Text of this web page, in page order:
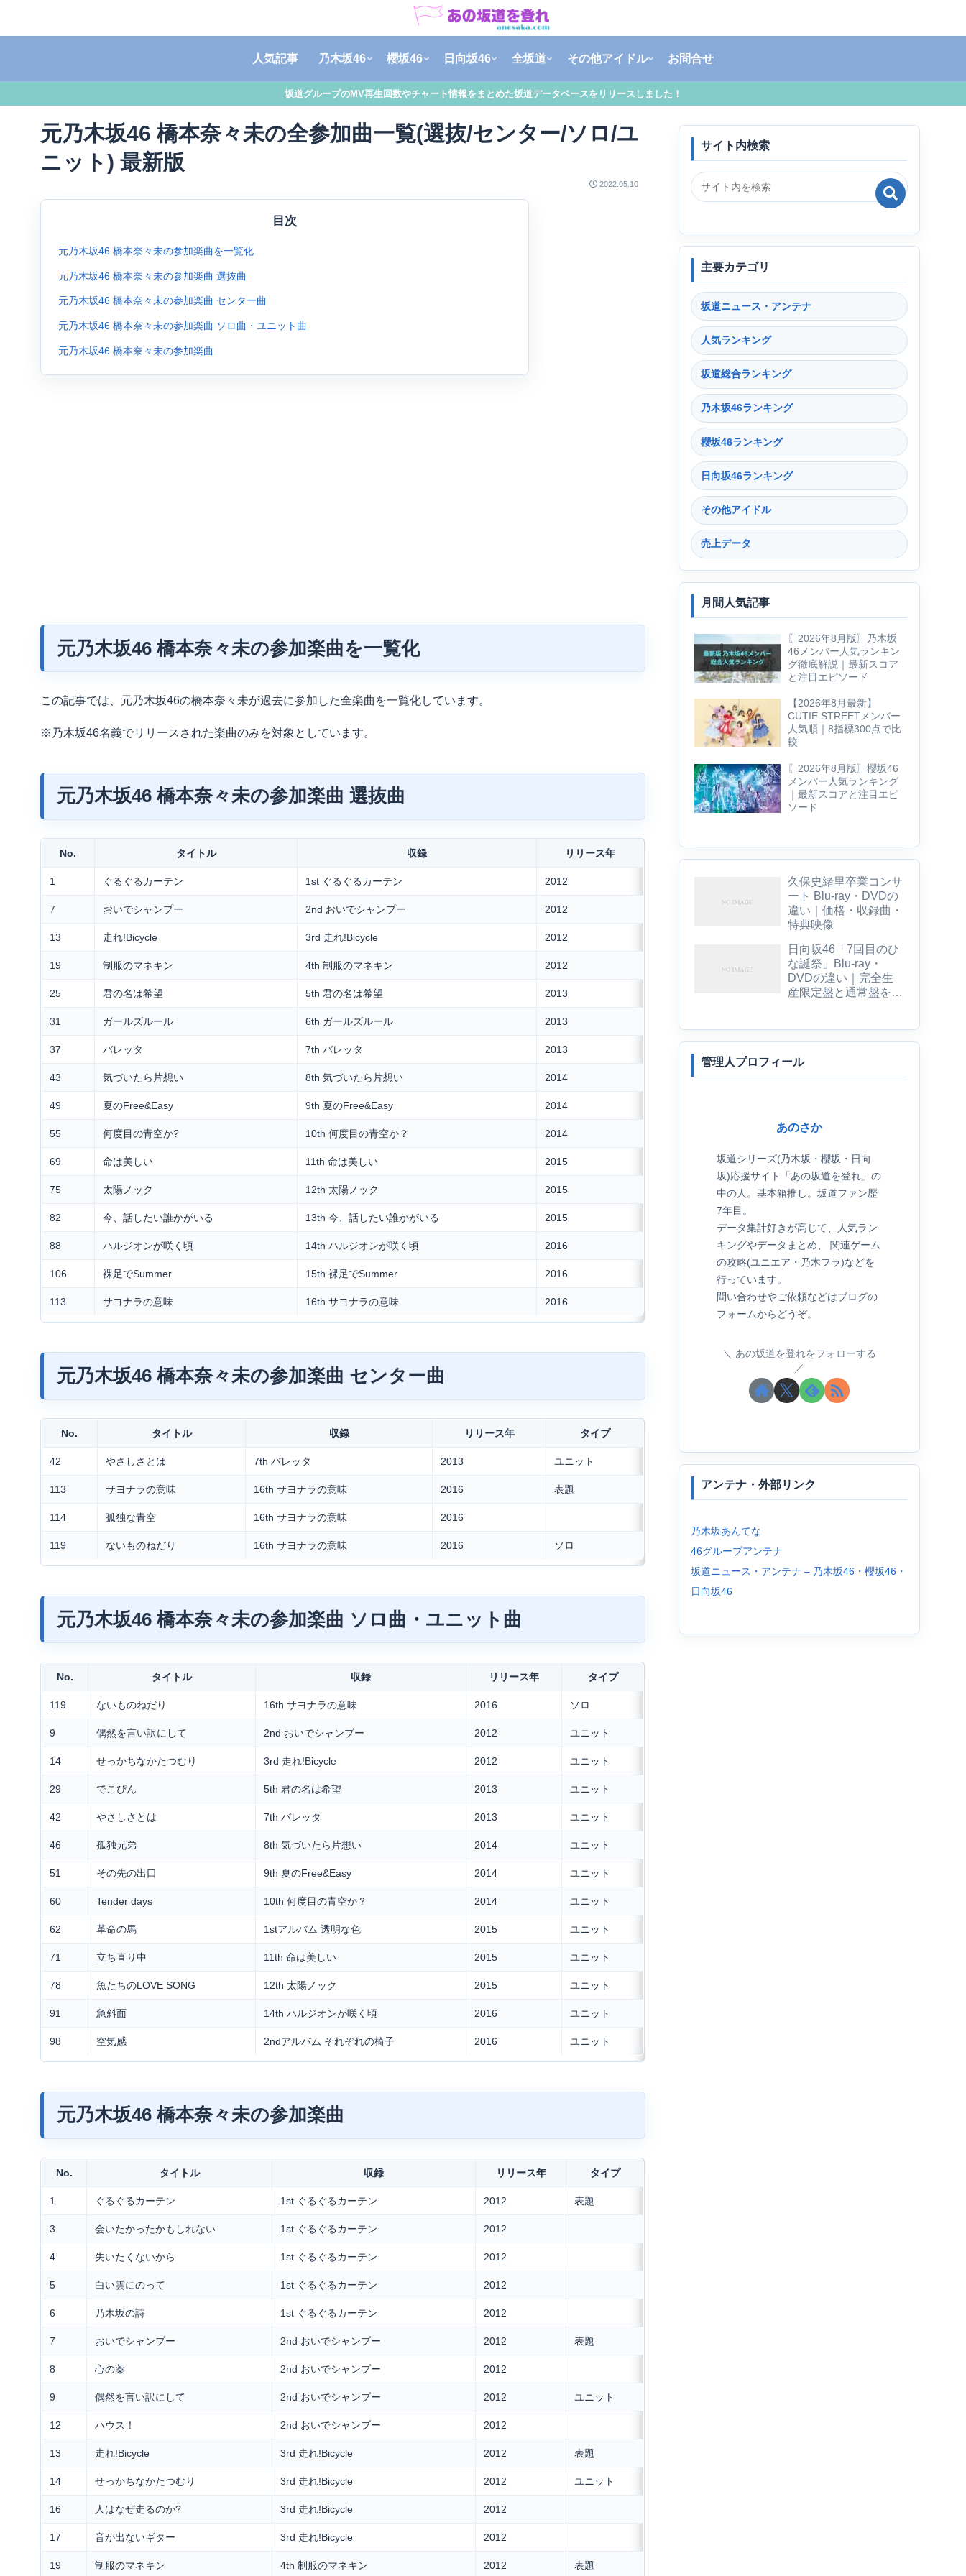
人気記事 乃木坂46 櫻坂46 日向坂46 全坂道 その他アイドル お問合せ
坂道グループのMV再生回数やチャート情報をまとめた坂道データベースをリリースしました！
元乃木坂46 橋本奈々未の全参加曲一覧(選抜/センター/ソロ/ユ
ニット) 最新版
2022.05.10
目次
元乃木坂46 橋本奈々未の参加楽曲を一覧化
元乃木坂46 橋本奈々未の参加楽曲 選抜曲
元乃木坂46 橋本奈々未の参加楽曲 センター曲
元乃木坂46 橋本奈々未の参加楽曲 ソロ曲・ユニット曲
元乃木坂46 橋本奈々未の参加楽曲
元乃木坂46 橋本奈々未の参加楽曲を一覧化
この記事では、元乃木坂46の橋本奈々未が過去に参加した全楽曲を一覧化しています。
※乃木坂46名義でリリースされた楽曲のみを対象としています。
元乃木坂46 橋本奈々未の参加楽曲 選抜曲
No. タイトル 収録 リリース年
1 ぐるぐるカーテン 1st ぐるぐるカーテン 2012
7 おいでシャンプー 2nd おいでシャンプー 2012
13 走れ!Bicycle 3rd 走れ!Bicycle 2012
19 制服のマネキン 4th 制服のマネキン 2012
25 君の名は希望 5th 君の名は希望 2013
31 ガールズルール 6th ガールズルール 2013
37 バレッタ 7th バレッタ 2013
43 気づいたら片想い 8th 気づいたら片想い 2014
49 夏のFree&Easy 9th 夏のFree&Easy 2014
55 何度目の青空か? 10th 何度目の青空か？ 2014
69 命は美しい 11th 命は美しい 2015
75 太陽ノック 12th 太陽ノック 2015
82 今、話したい誰かがいる 13th 今、話したい誰かがいる 2015
88 ハルジオンが咲く頃 14th ハルジオンが咲く頃 2016
106 裸足でSummer 15th 裸足でSummer 2016
113 サヨナラの意味 16th サヨナラの意味 2016
元乃木坂46 橋本奈々未の参加楽曲 センター曲
No. タイトル 収録 リリース年 タイプ
42 やさしさとは 7th バレッタ 2013 ユニット
113 サヨナラの意味 16th サヨナラの意味 2016 表題
114 孤独な青空 16th サヨナラの意味 2016
119 ないものねだり 16th サヨナラの意味 2016 ソロ
元乃木坂46 橋本奈々未の参加楽曲 ソロ曲・ユニット曲
No. タイトル 収録 リリース年 タイプ
119 ないものねだり 16th サヨナラの意味 2016 ソロ
9 偶然を言い訳にして 2nd おいでシャンプー 2012 ユニット
14 せっかちなかたつむり 3rd 走れ!Bicycle 2012 ユニット
29 でこぴん 5th 君の名は希望 2013 ユニット
42 やさしさとは 7th バレッタ 2013 ユニット
46 孤独兄弟 8th 気づいたら片想い 2014 ユニット
51 その先の出口 9th 夏のFree&Easy 2014 ユニット
60 Tender days 10th 何度目の青空か？ 2014 ユニット
62 革命の馬 1stアルバム 透明な色 2015 ユニット
71 立ち直り中 11th 命は美しい 2015 ユニット
78 魚たちのLOVE SONG 12th 太陽ノック 2015 ユニット
91 急斜面 14th ハルジオンが咲く頃 2016 ユニット
98 空気感 2ndアルバム それぞれの椅子 2016 ユニット
元乃木坂46 橋本奈々未の参加楽曲
No. タイトル 収録 リリース年 タイプ
1 ぐるぐるカーテン 1st ぐるぐるカーテン 2012 表題
3 会いたかったかもしれない 1st ぐるぐるカーテン 2012
4 失いたくないから 1st ぐるぐるカーテン 2012
5 白い雲にのって 1st ぐるぐるカーテン 2012
6 乃木坂の詩 1st ぐるぐるカーテン 2012
7 おいでシャンプー 2nd おいでシャンプー 2012 表題
8 心の薬 2nd おいでシャンプー 2012
9 偶然を言い訳にして 2nd おいでシャンプー 2012 ユニット
12 ハウス！ 2nd おいでシャンプー 2012
13 走れ!Bicycle 3rd 走れ!Bicycle 2012 表題
14 せっかちなかたつむり 3rd 走れ!Bicycle 2012 ユニット
16 人はなぜ走るのか? 3rd 走れ!Bicycle 2012
17 音が出ないギター 3rd 走れ!Bicycle 2012
19 制服のマネキン 4th 制服のマネキン 2012 表題
サイト内検索
主要カテゴリ
坂道ニュース・アンテナ
人気ランキング
坂道総合ランキング
乃木坂46ランキング
櫻坂46ランキング
日向坂46ランキング
その他アイドル
売上データ
月間人気記事
〖2026年8月版〗乃木坂
46メンバー人気ランキン
グ徹底解説｜最新スコア
と注目エピソード
【2026年8月最新】
CUTIE STREETメンバー
人気順｜8指標300点で比
較
〖2026年8月版〗櫻坂46
メンバー人気ランキング
｜最新スコアと注目エピ
ソード
久保史緒里卒業コンサ
ート Blu-ray・DVDの
違い｜価格・収録曲・
特典映像
日向坂46「7回目のひ
な誕祭」Blu-ray・
DVDの違い｜完全生
産限定盤と通常盤を比
管理人プロフィール
あのさか
坂道シリーズ(乃木坂・櫻坂・日向
坂)応援サイト「あの坂道を登れ」の
中の人。基本箱推し。坂道ファン歴
7年目。
データ集計好きが高じて、人気ラン
キングやデータまとめ、 関連ゲーム
の攻略(ユニエア・乃木フラ)などを
行っています。
問い合わせやご依頼などはブログの
フォームからどうぞ。
あの坂道を登れをフォローする
アンテナ・外部リンク
乃木坂あんてな
46グループアンテナ
坂道ニュース・アンテナ – 乃木坂46・櫻坂46・
日向坂46